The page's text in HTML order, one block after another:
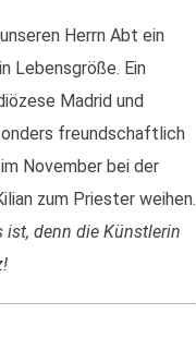
Herrn Abt ein
Lebensgröße. Ein
Madrid und
freundschaftlich
November bei der
zum Priester weihen.
ist, denn die Künstlerin